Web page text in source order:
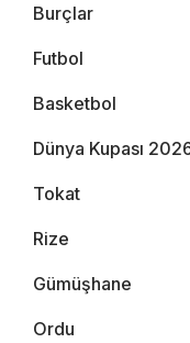
Burçlar
Futbol
Basketbol
Dünya Kupası
Tokat
Rize
Gümüşhane
Ordu